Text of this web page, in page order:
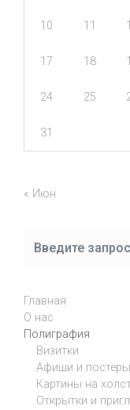
10 11
17 18
24 25
31
« Июн
Главная
О нас
Полиграфия
Визитки
Афиши и постеры
Картины на
Открытки и